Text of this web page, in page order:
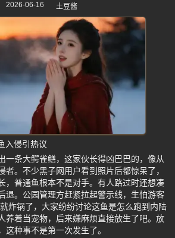
2026-06-16
土豆酱
入侵引热议
一条大鳄雀鳝，这家伙长得凶巴巴的，像从
者。不少黑子网用户看到照片后都惊呆了，
，普通鱼根本不是对手。有人路过时还想凑
退。公园管理方赶紧拉起警示线，生怕游客
炸锅了，大家纷纷讨论这鱼是怎么跑到内陆
养着当宠物，后来嫌麻烦直接放生了吧。放
这种事不是第一次发生了。